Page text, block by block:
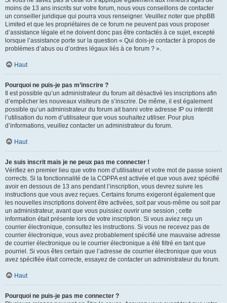
moins de 13 ans inscrits sur votre forum, nous vous conseillons de contacter
un conseiller juridique qui pourra vous renseigner. Veuillez noter que phpBB
Limited et que les propriétaires de ce forum ne peuvent pas vous proposer
d’assistance légale et ne doivent donc pas être contactés à ce sujet, excepté
lorsque l’assistance porte sur la question « Qui dois-je contacter à propos de
problèmes d’abus ou d’ordres légaux liés à ce forum ? ».
Haut
Pourquoi ne puis-je pas m’inscrire ?
Il est possible qu’un administrateur du forum ait désactivé les inscriptions afin
d’empêcher les nouveaux visiteurs de s’inscrire. De même, il est également
possible qu’un administrateur du forum ait banni votre adresse IP ou interdit
l’utilisation du nom d’utilisateur que vous souhaitez utiliser. Pour plus
d’informations, veuillez contacter un administrateur du forum.
Haut
Je suis inscrit mais je ne peux pas me connecter !
Vérifiez en premier lieu que votre nom d’utilisateur et votre mot de passe soient
corrects. Si la fonctionnalité de la COPPA est activée et que vous avez spécifié
avoir en dessous de 13 ans pendant l’inscription, vous devrez suivre les
instructions que vous avez reçues. Certains forums exigeront également que
les nouvelles inscriptions doivent être activées, soit par vous-même ou soit par
un administrateur, avant que vous puissiez ouvrir une session ; cette
information était présente lors de votre inscription. Si vous aviez reçu un
courrier électronique, consultez les instructions. Si vous ne recevez pas de
courrier électronique, vous avez probablement spécifié une mauvaise adresse
de courrier électronique ou le courrier électronique a été filtré en tant que
pourriel. Si vous êtes certain que l’adresse de courrier électronique que vous
avez spécifiée était correcte, essayez de contacter un administrateur du forum.
Haut
Pourquoi ne puis-je pas me connecter ?